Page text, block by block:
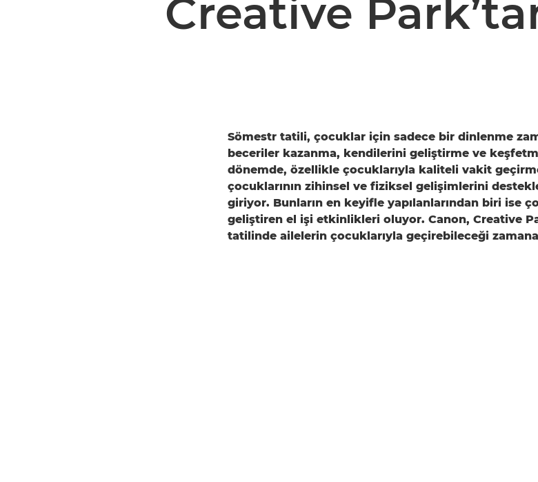
Creative
Sömestr tatili, çocuklar için sadece bir dinlenme
beceriler kazanma, kendilerini geliştirme ve
dönemde, özellikle çocuklarıyla kaliteli vakit
çocuklarının zihinsel ve fiziksel gelişimlerini
giriyor. Bunların en keyifle yapılanlarından biri ise
geliştiren el işi etkinlikleri oluyor. Canon, Creative
tatilinde ailelerin çocuklarıyla geçirebileceği